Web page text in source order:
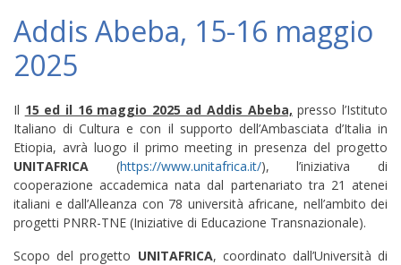
Addis Abeba, 15-16 maggio
2025
Il 15 ed il 16 maggio 2025 ad Addis Abeba, presso l’Istituto
Italiano di Cultura e con il supporto dell’Ambasciata d’Italia in
Etiopia, avrà luogo il primo meeting in presenza del progetto
UNITAFRICA (https://www.unitafrica.it/), l’iniziativa di
cooperazione accademica nata dal partenariato tra 21 atenei
italiani e dall’Alleanza con 78 università africane, nell’ambito dei
progetti PNRR-TNE (Iniziative di Educazione Transnazionale).
Scopo del progetto UNITAFRICA, coordinato dall’Università di